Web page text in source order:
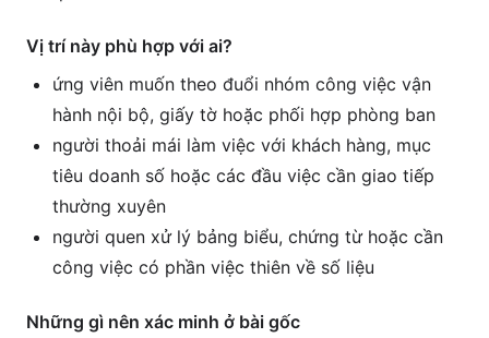
Vị trí này phù hợp với ai?
ứng viên muốn theo đuổi nhóm công việc vận
hành nội bộ, giấy tờ hoặc phối hợp phòng ban
người thoải mái làm việc với khách hàng, mục
tiêu doanh số hoặc các đầu việc cần giao tiếp
thường xuyên
người quen xử lý bảng biểu, chứng từ hoặc cần
công việc có phần việc thiên về số liệu
Những gì nên xác minh ở bài gốc